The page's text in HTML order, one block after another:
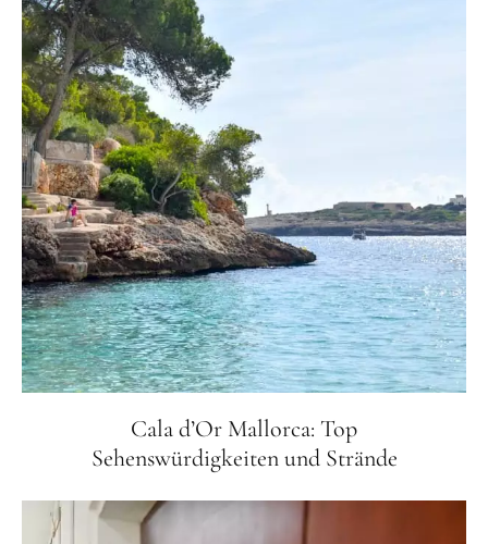
Cala d’Or Mallorca: Top
Sehenswürdigkeiten und Strände